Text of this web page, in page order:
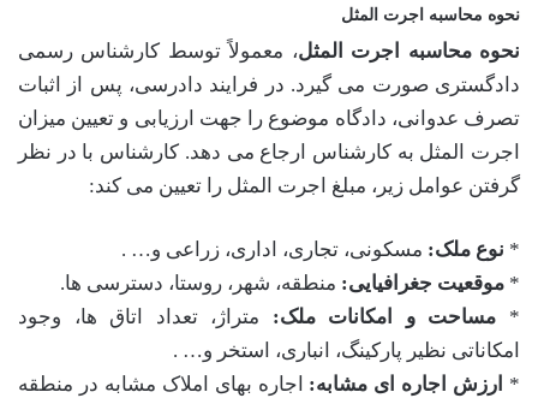
نحوه محاسبه اجرت المثل
نحوه محاسبه اجرت المثل، معمولاً توسط کارشناس رسمی
دادگستری صورت می گیرد. در فرایند دادرسی، پس از اثبات
تصرف عدوانی، دادگاه موضوع را جهت ارزیابی و تعیین میزان
اجرت المثل به کارشناس ارجاع می دهد. کارشناس با در نظر
گرفتن عوامل زیر، مبلغ اجرت المثل را تعیین می کند:
* نوع ملک: مسکونی، تجاری، اداری، زراعی و… .
* موقعیت جغرافیایی: منطقه، شهر، روستا، دسترسی ها.
* مساحت و امکانات ملک: متراژ، تعداد اتاق ها، وجود
امکاناتی نظیر پارکینگ، انباری، استخر و… .
* ارزش اجاره ای مشابه: اجاره بهای املاک مشابه در منطقه